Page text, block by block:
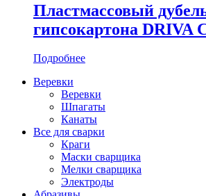
Пластмассовый
гипсокартона DRIVA
Подробнее
Веревки
Веревки
Шпагаты
Канаты
Все для сварки
Краги
Маски сварщика
Мелки сварщика
Электроды